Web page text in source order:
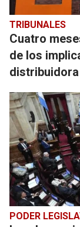
TRIBUNALES
Cuatro
de los
PODER